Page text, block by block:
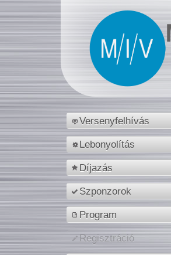
Versenyfelhívás
Lebonyolítás
Díjazás
Szponzorok
Program
Regisztráció